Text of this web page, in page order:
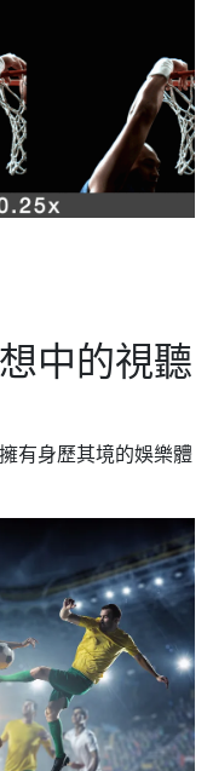
中的視聽
有身歷其境的娛樂體